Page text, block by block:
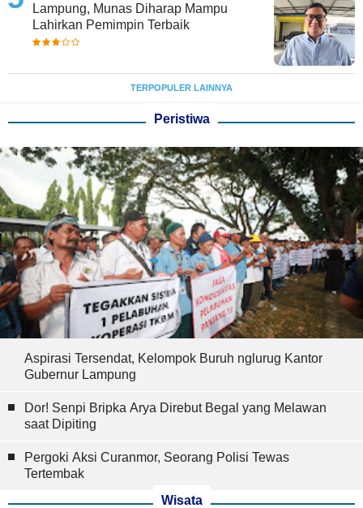
Lampung, Munas Diharap Mampu
Lahirkan Pemimpin Terbaik
TERPOPULER LAINNYA
Peristiwa
Aspirasi Tersendat, Kelompok Buruh nglurug Kantor
Gubernur Lampung
Dor! Senpi Bripka Arya Direbut Begal yang Melawan
saat Dipiting
Pergoki Aksi Curanmor, Seorang Polisi Tewas
Tertembak
Wisata